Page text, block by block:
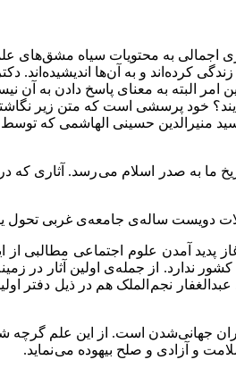
به محتویات سیاه مشق‌های
کرده‌اند و به آن‌ها اندیشیده‌اند.
البته به معنای پاسخ دادن به آن
خود پرسشی است که متن زیر
منیرالدین حسینی الهاشمی که
ما به صدر اسلام می رسد. آثاری
دویست ساله‌ی جامعه‌ی غربی تحول
پدید آمدن علوم اجتماعی مطالبی
ندارد. از جمله‌ی اولین آثار در
نجم الملک هم در ذیل دفتر
است. از این علم گرچه شاید
و آزادی و صلح بیهوده می نماید.